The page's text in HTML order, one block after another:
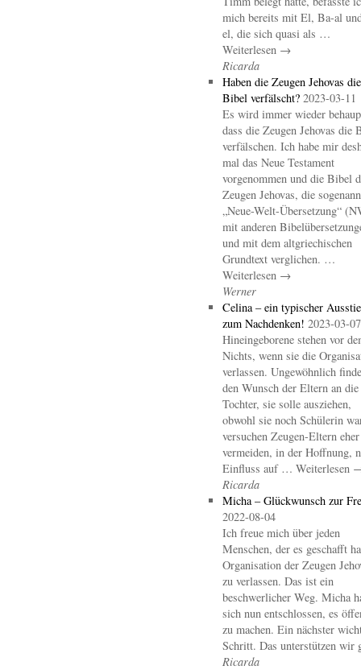
mich bereits mit El, Ba-al
el, die sich quasi als …
Weiterlesen →
Ricarda
Haben die Zeugen Jehovas die
Bibel verfälscht? 2023-03-11
Es wird immer wieder
dass die Zeugen Jehovas die
verfälschen. Ich habe mir
mal das Neue Testament
vorgenommen und die Bibel
Zeugen Jehovas, die
„Neue-Welt-Übersetzung“
mit anderen
und mit dem altgriechischen
Grundtext verglichen. …
Weiterlesen →
Werner
Celina – ein typischer
zum Nachdenken! 2023-03-07
Hineingeborene stehen vor
Nichts, wenn sie die
verlassen. Ungewöhnlich
den Wunsch der Eltern an die
Tochter, sie solle ausziehen,
obwohl sie noch Schülerin
versuchen Zeugen-Eltern
vermeiden, in der Hoffnung,
Einfluss auf … Weiterlesen
Ricarda
Micha – Glückwunsch zur
2022-08-04
Ich freue mich über jeden
Menschen, der es geschafft
Organisation der Zeugen
zu verlassen. Das ist ein
beschwerlicher Weg. Micha
sich nun entschlossen, es
zu machen. Ein nächster
Schritt. Das unterstützen wir
Ricarda